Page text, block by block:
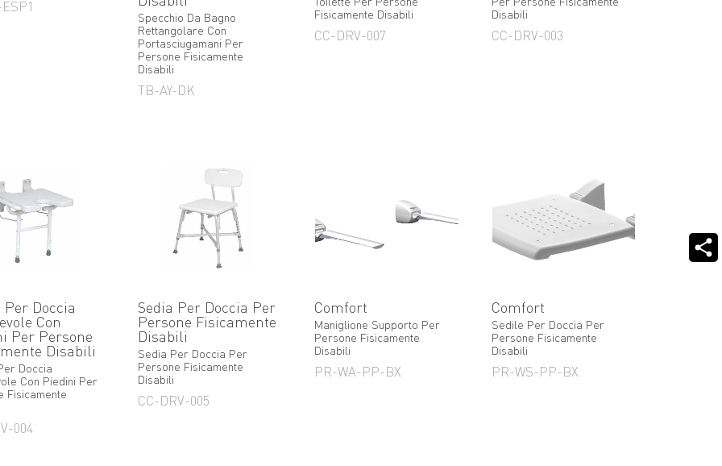
Specchio Da Bagno
Rettangolare Con
Portasciugamani Per
Persone Fisicamente
Disabili
TB-AY-DK
Fisicamente Disabili
CC-DRV-007
Disabili
CC-DRV-003
Per Doccia
Con
Per Persone
Disabili
Doccia
Con Piedini Per
Fisicamente
004
Sedia Per Doccia Per
Persone Fisicamente
Disabili
Sedia Per Doccia Per
Persone Fisicamente
Disabili
CC-DRV-005
Comfort
Maniglione Supporto Per
Persone Fisicamente
Disabili
PR-WA-PP-BX
Comfort
Sedile Per Doccia Per
Persone Fisicamente
Disabili
PR-WS-PP-BX